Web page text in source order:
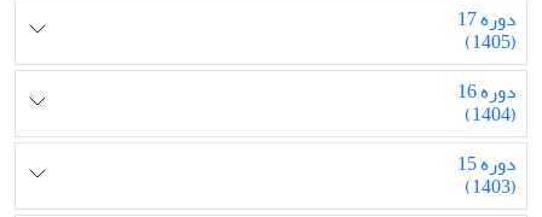
دوره 17
(1405)
دوره 16
(1404)
دوره 15
(1403)